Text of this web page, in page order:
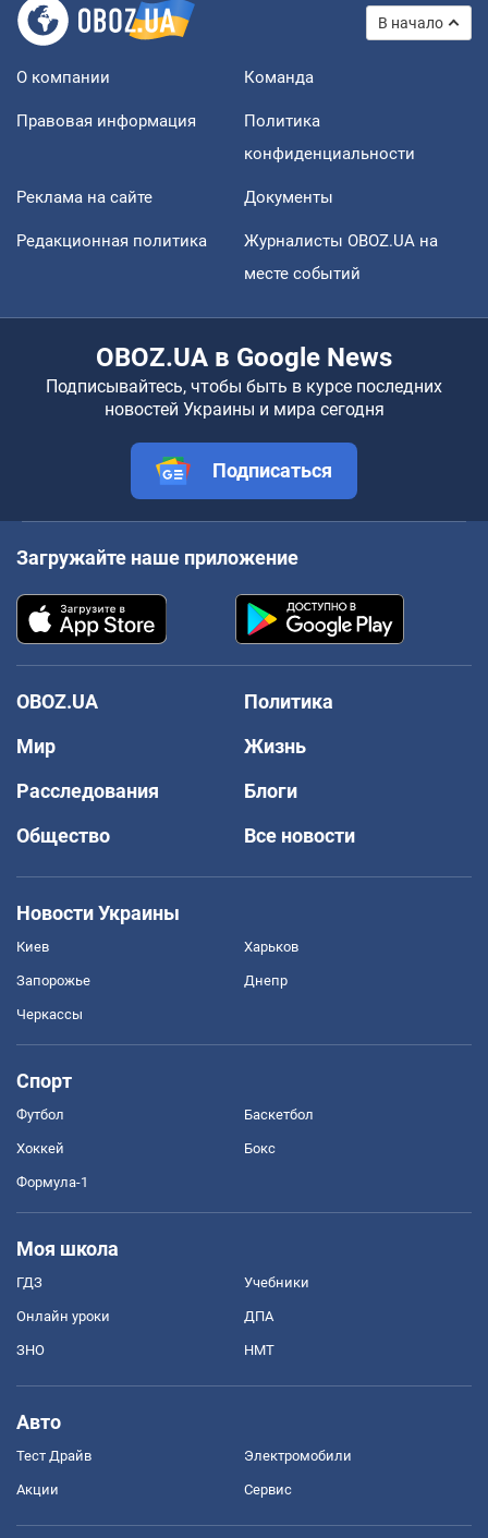
В начало
О компании Команда
Правовая информация
Политика
конфиденциальности
Реклама на сайте Документы
Редакционная политика
Журналисты OBOZ.UA на
месте событий
OBOZ.UA в Google News
Подписывайтесь, чтобы быть в курсе последних
новостей Украины и мира сегодня
Подписаться
Загружайте наше приложение
OBOZ.UA
Политика
Мир
Жизнь
Расследования
Блоги
Общество
Все новости
Новости Украины
Киев Харьков
Запорожье Днепр
Черкассы
Спорт
Футбол Баскетбол
Хоккей Бокс
Формула-1
Моя школа
ГДЗ Учебники
Онлайн уроки ДПА
ЗНО НМТ
Авто
Тест Драйв Электромобили
Акции Сервис